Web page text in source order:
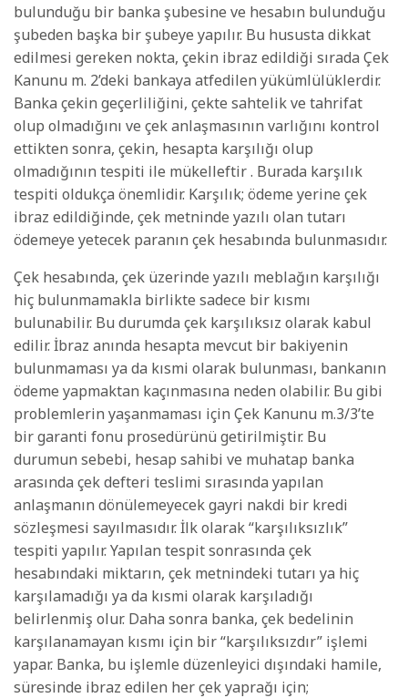
bulunduğu bir banka şubesine ve hesabın bulunduğu
şubeden başka bir şubeye yapılır. Bu hususta dikkat
edilmesi gereken nokta, çekin ibraz edildiği sırada Çek
Kanunu m. 2’deki bankaya atfedilen yükümlülüklerdir.
Banka çekin geçerliliğini, çekte sahtelik ve tahrifat
olup olmadığını ve çek anlaşmasının varlığını kontrol
ettikten sonra, çekin, hesapta karşılığı olup
olmadığının tespiti ile mükelleftir . Burada karşılık
tespiti oldukça önemlidir. Karşılık; ödeme yerine çek
ibraz edildiğinde, çek metninde yazılı olan tutarı
ödemeye yetecek paranın çek hesabında bulunmasıdır.
Çek hesabında, çek üzerinde yazılı meblağın karşılığı
hiç bulunmamakla birlikte sadece bir kısmı
bulunabilir. Bu durumda çek karşılıksız olarak kabul
edilir. İbraz anında hesapta mevcut bir bakiyenin
bulunmaması ya da kısmi olarak bulunması, bankanın
ödeme yapmaktan kaçınmasına neden olabilir. Bu gibi
problemlerin yaşanmaması için Çek Kanunu m.3/3’te
bir garanti fonu prosedürünü getirilmiştir. Bu
durumun sebebi, hesap sahibi ve muhatap banka
arasında çek defteri teslimi sırasında yapılan
anlaşmanın dönülemeyecek gayri nakdi bir kredi
sözleşmesi sayılmasıdır. İlk olarak “karşılıksızlık”
tespiti yapılır. Yapılan tespit sonrasında çek
hesabındaki miktarın, çek metnindeki tutarı ya hiç
karşılamadığı ya da kısmi olarak karşıladığı
belirlenmiş olur. Daha sonra banka, çek bedelinin
karşılanamayan kısmı için bir “karşılıksızdır” işlemi
yapar. Banka, bu işlemle düzenleyici dışındaki hamile,
süresinde ibraz edilen her çek yaprağı için;